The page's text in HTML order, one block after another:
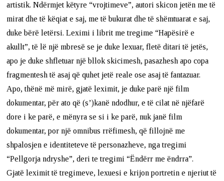
artistik. Ndërmjet këtyre “vrojtimeve”, autori skicon jetën me të
mirat dhe të këqiat e saj, me të bukurat dhe të shëmtuarat e saj,
duke bërë letërsi. Leximi i librit me tregime “Hapësirë e
akullt”, të lë një mbresë se je duke lexuar, fletë ditari të jetës,
apo je duke shfletuar një bllok skicimesh, pasazhesh apo copa
fragmentesh të asaj që quhet jetë reale ose asaj të fantazuar.
Apo, thënë më mirë, gjatë leximit, je duke parë një film
dokumentar, për ato që (s’)kanë ndodhur, e të cilat në njëfarë
dore i ke parë, e mënyra se si i ke parë, nuk janë film
dokumentar, por një omnibus rrëfimesh, që fillojnë me
shpalosjen e identiteteve të personazheve, nga tregimi
“Pellgorja ndryshe”, deri te tregimi “Ëndërr me ëndrra”.
Gjatë leximit të tregimeve, lexuesi e krijon portretin e njeriut të